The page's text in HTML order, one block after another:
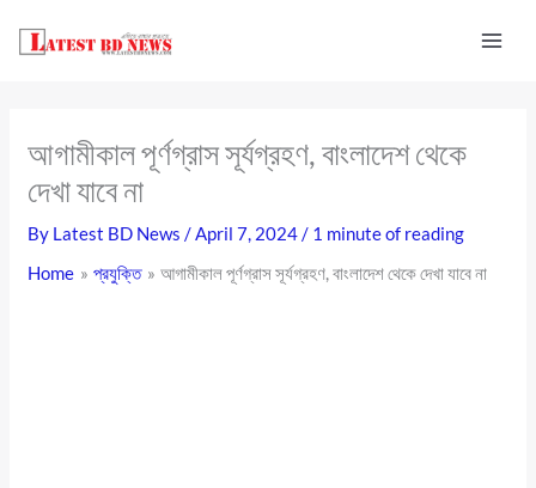
আগামীকাল পূর্ণগ্রাস সূর্যগ্রহণ, বাংলাদেশ থেকে
দেখা যাবে না
By Latest BD News/April 7, 2024/ 1 minute of reading
Home
প্রযুক্তি আগামীকাল পূর্ণগ্রাস সূর্যগ্রহণ, বাংলাদেশ থেকে দেখা যাবে না